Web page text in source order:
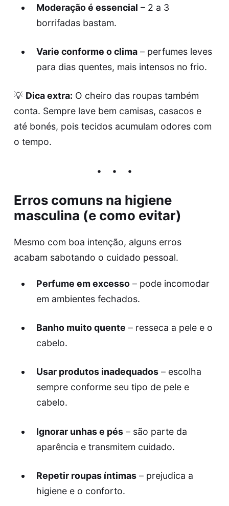
Moderação é essencial – 2 a 3
borrifadas bastam.
Varie conforme o clima– perfumes leves
para dias quentes, mais intensos no frio.
💡 Dica extra: O cheiro das roupas também
conta. Sempre lave bem camisas, casacos e
até bonés, pois tecidos acumulam odores com
o tempo.
Erros comuns na higiene
masculina (e como evitar)
Mesmo com boa intenção, alguns erros
acabam sabotando o cuidado pessoal.
Perfume em excesso– pode incomodar
em ambientes fechados.
Banho muito quente – resseca a pele e o
cabelo.
Usar produtos inadequados– escolha
sempre conforme seu tipo de pele e
cabelo.
Ignorar unhas e pés– são parte da
aparência e transmitem cuidado.
Repetir roupas íntimas– prejudica a
higiene e o conforto.